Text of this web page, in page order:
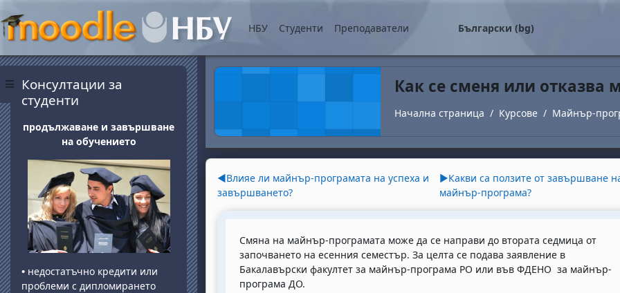
Прескочи на основното съдържание
Страничен панел
НБУ Студенти Преподаватели Български ‎(bg)‎
Как се сменя или отказва
Начална страница Курсове Майнър-
Section outline
◀︎Влияе ли майнър-програмата на успеха и
завършването?
▶︎Какви са ползите от завършване
майнър-програма?
Смяна на майнър-програмата може да се направи до втората седмица от
започването на есенния семестър. За целта се подава заявление в
Бакалавърски факултет за майнър-програма РО или във ФДЕНО за майнър-
програма ДО.
Блокове
Консултации за
студенти
продължаване и завършване
на обучението
• недостатъчно кредити или
проблеми с дипломирането